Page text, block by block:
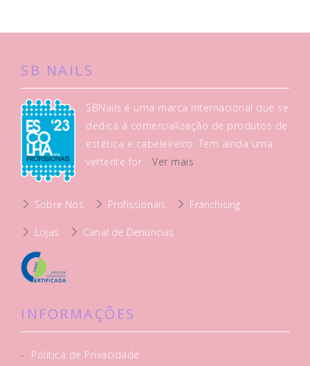
SB NAILS
SBNails é uma marca internacional que se
dedica à comercialização de produtos de
estética e cabeleireiro. Tem ainda uma
vertente for...Ver mais
Sobre Nós Profissionais Franchising
Lojas Canal de Denúncias
INFORMAÇÕES
-
Política de Privacidade